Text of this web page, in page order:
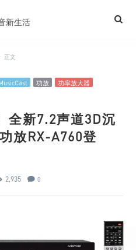
正文
功放
功率放大器
全新7.2声道3D沉
放RX-A760登
2,935 0